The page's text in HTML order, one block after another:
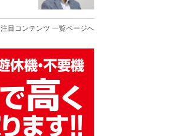
注目コンテンツ 一覧ページへ